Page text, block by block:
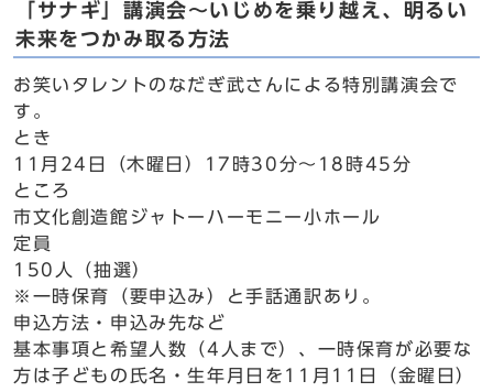
「サナギ」講演会～いじめを乗り越え、明るい
未来をつかみ取る方法
お笑いタレントのなだぎ武さんによる特別講演会で
す。
とき
11月24日（木曜日）17時30分～18時45分
ところ
市文化創造館ジャトーハーモニー小ホール
定員
150人（抽選）
※一時保育（要申込み）と手話通訳あり。
申込方法・申込み先など
基本事項と希望人数（4人まで）、一時保育が必要な
方は子どもの氏名・生年月日を11月11日（金曜日）